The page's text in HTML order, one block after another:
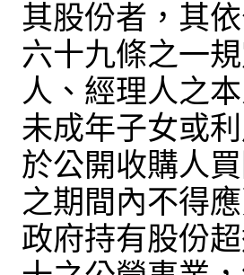
其股份者，其
六十九條之一
人、經理人之
未成年子女或
於公開收購人
之期間內不得
政府持有股份